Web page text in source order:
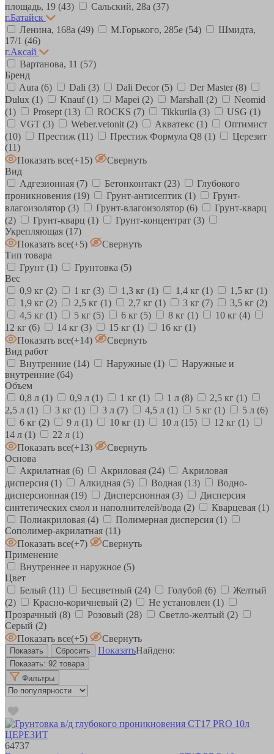
площадь, 19 (43) Сальский, 28a (37)
г.Батайск
Ленина, 168а (49) М.Горького, 285е (54)
Шмидта,
17/1 (46)
г.Аксай
Вартанова, 11 (57)
Бренд
Aura (6) Dali (3) Dali Decor(5) Der Master(8)
Dulux (1) Knauf(1) Mapei (2) Marshall (2)
Neomid
(1)
Prosept (13) ROCKS (7) Tikkurila (3) USG (1)
VGT (3) Weber.vetonit (2) Акватекс (1)
Оптимист
(10)
Престиж (11) Престиж Формула Q8 (1)
Церезит
(11)
Показать все(+15)
Свернуть
Вид
Адгезионная (7) Бетонконтакт (23)
Глубокого
проникновения (19) Грунт-антисептик (1)
Грунт-
влагоизолятор (3) Грунт-влагоизолятор (6)
Грунт-кварц
(2)
Грунт-кварц (1) Грунт-концентрат (3)
Укрепляющая (17)
Показать все(+5)
Свернуть
Тип товара
Грунт (1) Грунтовка (5)
Вес
0,9 кг (2) 1 кг (3) 1,3 кг (1) 1,4 кг (1) 1,5 кг (1)
1,9 кг (2) 2,5 кг (1) 2,7 кг (1) 3 кг (7) 3,5 кг (2)
4,5 кг (1) 5 кг (5) 6 кг (5) 8 кг (1) 10 кг (4)
12 кг (6) 14 кг (3) 15 кг (1) 16 кг (1)
Показать все(+14)
Свернуть
Вид работ
Внутренние (14) Наружные (1)
Наружные и
внутренние (64)
Объем
0,8 л (1) 0,9 л (1) 1 кг (1) 1 л (8) 2,5 кг (1)
2,5 л (1) 3 кг (1) 3 л (7) 4,5 л (1) 5 кг (1) 5 л (6)
6 кг (2) 9 л (1) 10 кг (1) 10 л (15) 12 кг (1)
14 л (1) 22 л (1)
Показать все(+13)
Свернуть
Основа
Акрилатная (6) Акриловая (24)
Акриловая
дисперсия (1) Алкидная (5) Водная (13)
Водно-
дисперсионная (19) Дисперсионная (3)
Дисперсия
синтетических смол и наполнителей/вода (2) Кварцевая (1)
Полиакриловая (4) Полимерная дисперсия (1)
Сополимер-акрилатная (11)
Показать все(+7)
Свернуть
Применение
Внутреннее и наружное (5)
Цвет
Белый (11) Бесцветный (24) Голубой (6)
Желтый
(2)
Красно-коричневый (2) Не установлен (1)
Прозрачный (8) Розовый (28) Светло-желтый (2)
Серый (2)
Показать все(+5)
Свернуть
ПоказатьНайдено:
Показать: 92 товара
Фильтры
64737